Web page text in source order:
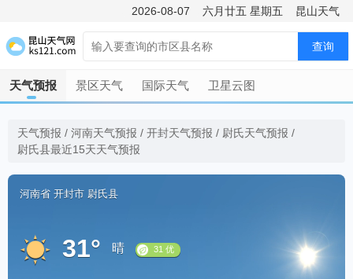
2026-08-07 六月廿五 星期五 昆山天气
查询
天气预报 景区天气 国际天气 卫星云图
天气预报 / 河南天气预报 / 开封天气预报 / 尉氏天气预报 /
尉氏县最近15天天气预报
河南省 开封市 尉氏县
31° 晴